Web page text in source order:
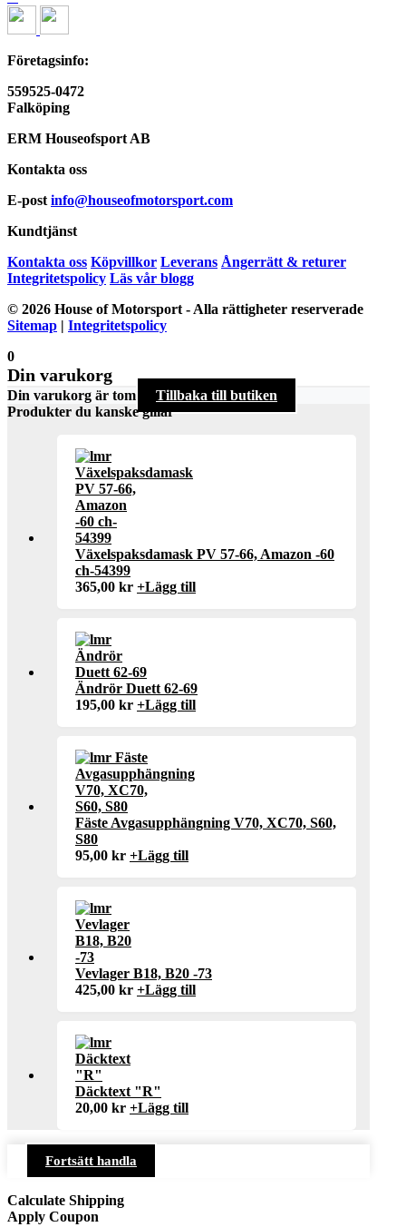
Företagsinfo:
559525-0472
Falköping
ERM Houseofsport AB
Kontakta oss
E-post info@houseofmotorsport.com
Kundtjänst
Kontakta oss Köpvillkor Leverans Ångerrätt & returer
Integritetspolicy Läs vår blogg
© 2026 House of Motorsport - Alla rättigheter reserverade
Sitemap | Integritetspolicy
0
Din varukorg
Din varukorg är tom
Tillbaka till butiken
Produkter du kanske gillar
Växelspaksdamask PV 57-66, Amazon -60
ch-54399
365,00 kr +Lägg till
Ändrör Duett 62-69
195,00 kr +Lägg till
Fäste Avgasupphängning V70, XC70, S60,
S80
95,00 kr +Lägg till
Vevlager B18, B20 -73
425,00 kr +Lägg till
Däcktext "R"
20,00 kr +Lägg till
Fortsätt handla
Calculate Shipping
Apply Coupon